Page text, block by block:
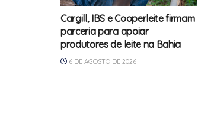
Cargill, IBS e Cooperleite firmam
parceria para apoiar
produtores de leite na Bahia
6 DE AGOSTO DE 2026